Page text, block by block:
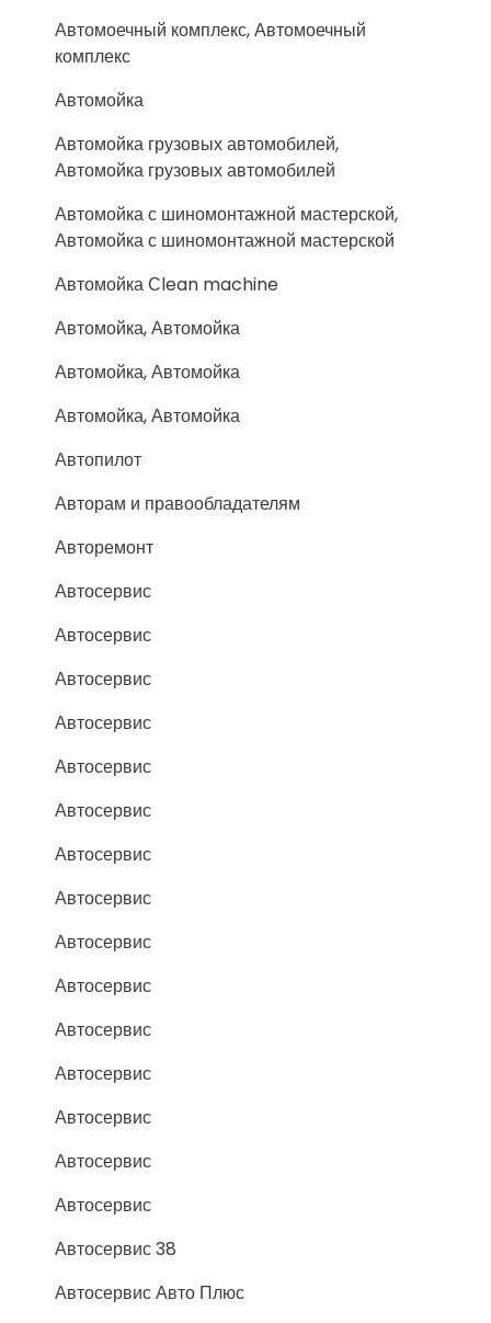
Автомоечный комплекс, Автомоечный
комплекс
Автомойка
Автомойка грузовых автомобилей,
Автомойка грузовых автомобилей
Автомойка с шиномонтажной мастерской,
Автомойка с шиномонтажной мастерской
Автомойка Сlean machine
Автомойка, Автомойка
Автомойка, Автомойка
Автомойка, Автомойка
Автопилот
Авторам и правообладателям
Авторемонт
Автосервис
Автосервис
Автосервис
Автосервис
Автосервис
Автосервис
Автосервис
Автосервис
Автосервис
Автосервис
Автосервис
Автосервис
Автосервис
Автосервис
Автосервис
Автосервис 38
Автосервис Авто Плюс